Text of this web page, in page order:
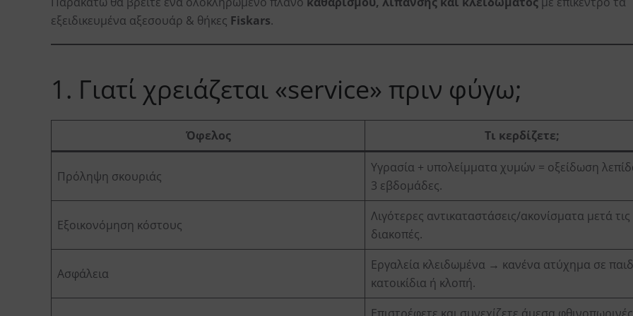
εξειδικευμένα αξεσουάρ & θήκες Fiskars.
1. Γιατί χρειάζεται «service» πριν φύγω;
Όφελος Τι κερδίζετε;
Πρόληψη σκουριάς
Υγρασία + υπολείμματα χυμών = οξείδωση
3 εβδομάδες.
Εξοικονόμηση κόστους
Λιγότερες αντικαταστάσεις/ακονίσματα μετά τις
διακοπές.
Ασφάλεια
Εργαλεία κλειδωμένα → κανένα ατύχημα σε
κατοικίδια ή κλοπή.